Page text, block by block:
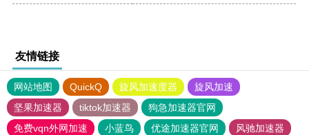
友情链接
网站地图 QuickQ 旋风加速度器
旋风加速
坚果加速器
tiktok加速器
狗急加速器官网
免费vqn外网加速
小蓝鸟 优途加速器官网
风驰加速器